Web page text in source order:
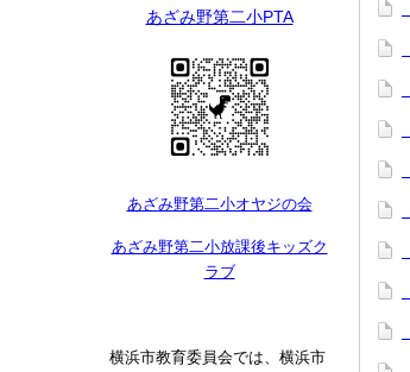
あざみ野第二小PTA
あざみ野第二小オヤジの会
あざみ野第二小放課後キッズク
ラブ
横浜市教育委員会では、横浜市